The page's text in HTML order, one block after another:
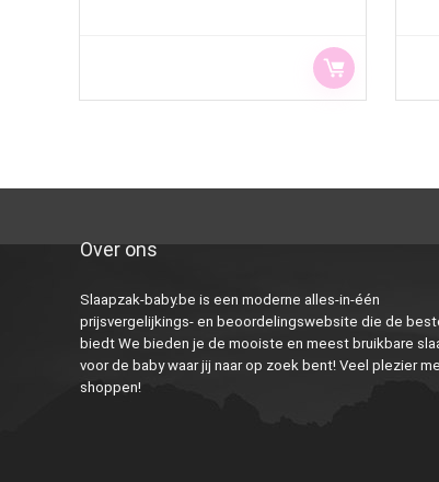
Over ons
Slaapzak-baby.be is een moderne alles-in-één
prijsvergelijkings- en beoordelingswebsite die de
biedt We bieden je de mooiste en meest bruikbare
voor de baby waar jij naar op zoek bent! Veel plezier
shoppen!